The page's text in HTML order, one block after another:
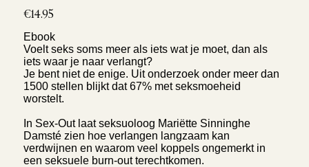
€14.95
Ebook
Voelt seks soms meer als iets wat je moet, dan als
iets waar je naar verlangt?
Je bent niet de enige. Uit onderzoek onder meer dan
1500 stellen blijkt dat 67% met seksmoeheid
worstelt.
In Sex-Out laat seksuoloog Mariëtte Sinninghe
Damsté zien hoe verlangen langzaam kan
verdwijnen en waarom veel koppels ongemerkt in
een seksuele burn-out terechtkomen.